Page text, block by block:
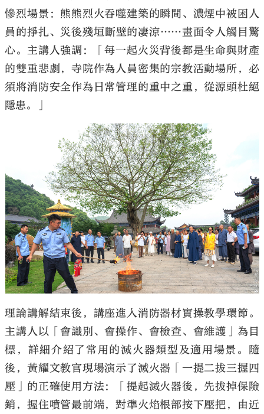
慘烈場景：熊熊烈火吞噬建築的瞬間、濃煙中被困人
員的掙扎、災後殘垣斷壁的凄涼……畫面令人觸目驚
心。主講人強調：「每一起火災背後都是生命與財產
的雙重悲劇，寺院作為人員密集的宗教活動場所，必
須將消防安全作為日常管理的重中之重，從源頭杜絕
隱患。」
理論講解結束後，講座進入消防器材實操教學環節。
主講人以「會識別、會操作、會檢查、會維護」為目
標，詳細介紹了常用的滅火器類型及適用場景。隨
後，黃耀文教官現場演示了滅火器「一提二拔三握四
壓」的正確使用方法：「提起滅火器後，先拔掉保險
銷，握住噴管最前端，對準火焰根部按下壓把，由近